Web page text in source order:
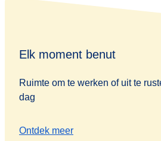
Elk moment benut
Ruimte om te werken of uit te
dag
Ontdek meer